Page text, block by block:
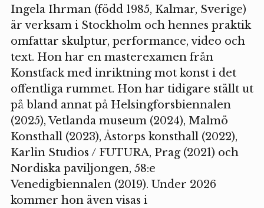
Ingela Ihrman (född 1985, Kalmar, Sverige)
är verksam i Stockholm och hennes praktik
omfattar skulptur, performance, video och
text. Hon har en masterexamen från
Konstfack med inriktning mot konst i det
offentliga rummet. Hon har tidigare ställt ut
på bland annat på Helsingforsbiennalen
(2025), Vetlanda museum (2024), Malmö
Konsthall (2023), Åstorps konsthall (2022),
Karlin Studios / FUTURA, Prag (2021) och
Nordiska paviljongen, 58:e
Venedigbiennalen (2019). Under 2026
kommer hon även visas i